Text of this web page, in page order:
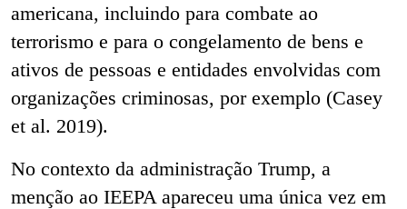
americana, incluindo para combate ao
terrorismo e para o congelamento de bens e
ativos de pessoas e entidades envolvidas com
organizações criminosas, por exemplo (Casey
et al. 2019).
No contexto da administração Trump, a
menção ao IEEPA apareceu uma única vez em